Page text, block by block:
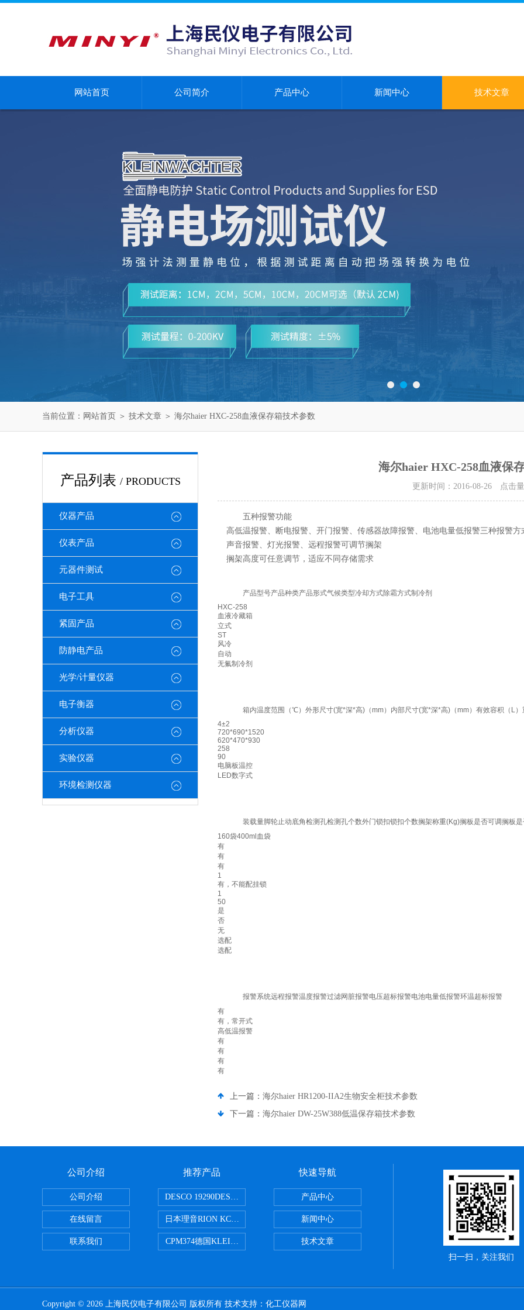
网站首页 公司简介 产品中心 新闻中心 技术文章
当前位置： 网站首页 ＞ 技术文章 ＞ 海尔haier HXC-258血液保存箱技术参数
产品列表 / PRODUCTS
仪器产品
仪表产品
元器件测试
电子工具
紧固产品
防静电产品
光学/计量仪器
电子衡器
分析仪器
实验仪器
环境检测仪器
海尔haier HXC-258血液保
更新时间：2016-08-26 点击量
五种报警功能
高低温报警、断电报警、开门报警、传感器故障报警、电池电量低报警三种报警方
声音报警、灯光报警、远程报警可调节搁架
搁架高度可任意调节，适应不同存储需求
产品型号产品种类产品形式气候类型冷却方式除霜方式制冷剂
HXC-258
血液冷藏箱
立式
ST
风冷
自动
无氟制冷剂
箱内温度范围（℃）外形尺寸(宽*深*高)（mm）内部尺寸(宽*深*高)（mm）有效容积（L
4±2
720*690*1520
620*470*930
258
90
电脑板温控
LED数字式
装载量脚轮止动底角检测孔检测孔个数外门锁扣锁扣个数搁架称重(Kg)搁板是否可调搁板
160袋400ml血袋
有
有
有
1
有，不能配挂锁
1
50
是
否
无
选配
选配
报警系统远程报警温度报警过滤网脏报警电压超标报警电池电量低报警环温超标报警
有
有，常开式
高低温报警
有
有
有
有
上一篇： 海尔haier HR1200-IIA2生物安全柜技术参数
下一篇： 海尔haier DW-25W388低温保存箱技术参数
公司介绍
公司介绍
在线留言
联系我们
推荐产品
DESCO 19290DESCO 19290重锤式表面电阻测试仪
日本理音RION KC-51/KC-52便携式激光粒子计数器
CPM374德国KLEINWAECHTER CPM374静电平板监测器
快速导航
产品中心
新闻中心
技术文章
扫一扫，关注我们
Copyright © 2026 上海民仪电子有限公司 版权所有 技术支持： 化工仪器网